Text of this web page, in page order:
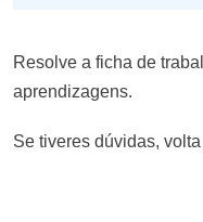
Resolve a ficha de
aprendizagens.
Se tiveres dúvidas,